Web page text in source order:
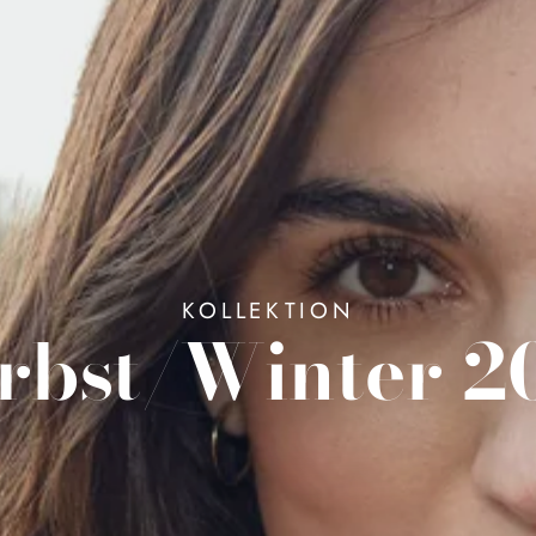
KOLLEKTION
Winter